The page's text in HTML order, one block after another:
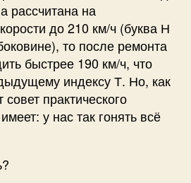
рассчитана на
до 210 км/ч (буква Н
то после ремонта
быстрее 190 км/ч, что
индексу Т. Но, как
практического
у нас так гонять всё